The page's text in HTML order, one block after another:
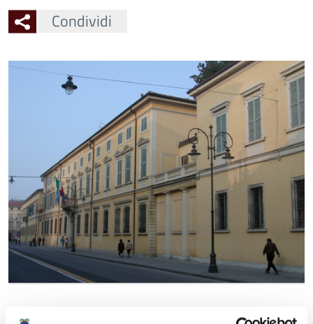
Condividi
Ingrandisci
l'immagine